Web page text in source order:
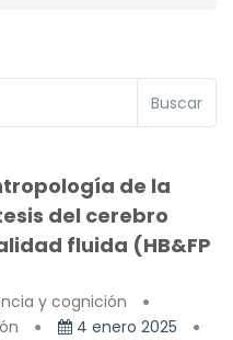
Buscar
de la
del cerebro
fluida (HB&FP
y cognición
4 enero 2025